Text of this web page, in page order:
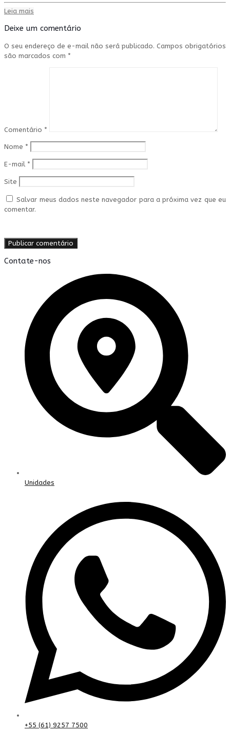
Leia mais
Deixe um comentário
O seu endereço de e-mail não será publicado. Campos obrigatórios
são marcados com *
Comentário *
Nome *
E-mail *
Site
Salvar meus dados neste navegador para a próxima vez que eu
comentar.
Contate-nos
Unidades
+55 (61) 9257 7500